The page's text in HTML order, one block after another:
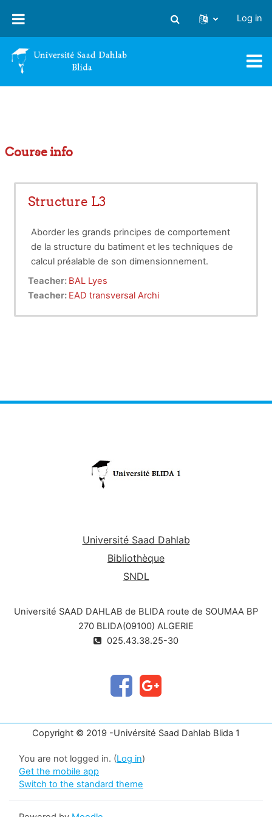
Toggle search input
Log in
Course info
Structure L3
Aborder les grands principes de comportement
de la structure du batiment et les techniques de
calcul préalable de son dimensionnement.
Teacher: BAL Lyes
Teacher: EAD transversal Archi
Université Saad Dahlab
Bibliothèque
SNDL
Université SAAD DAHLAB de BLIDA route de SOUMAA BP
270 BLIDA(09100) ALGERIE
025.43.38.25-30
Copyright © 2019 -Univérsité Saad Dahlab Blida 1
You are not logged in. (Log in)
Get the mobile app
Switch to the standard theme